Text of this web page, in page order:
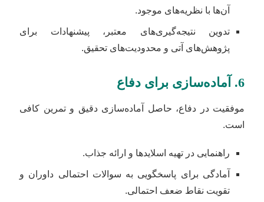
آن‌ها با نظریه‌های موجود.
تدوین نتیجه‌گیری‌های معتبر، پیشنهادات برای
پژوهش‌های آتی و محدودیت‌های تحقیق.
موفقیت در دفاع، حاصل آماده‌سازی دقیق و تمرین کافی
راهنمایی در تهیه اسلایدها و ارائه جذاب.
آمادگی برای پاسخگویی به سوالات احتمالی داوران و
تقویت نقاط ضعف احتمالی.